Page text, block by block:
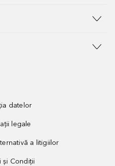
datelor
legale
a litigiilor
și Condiții